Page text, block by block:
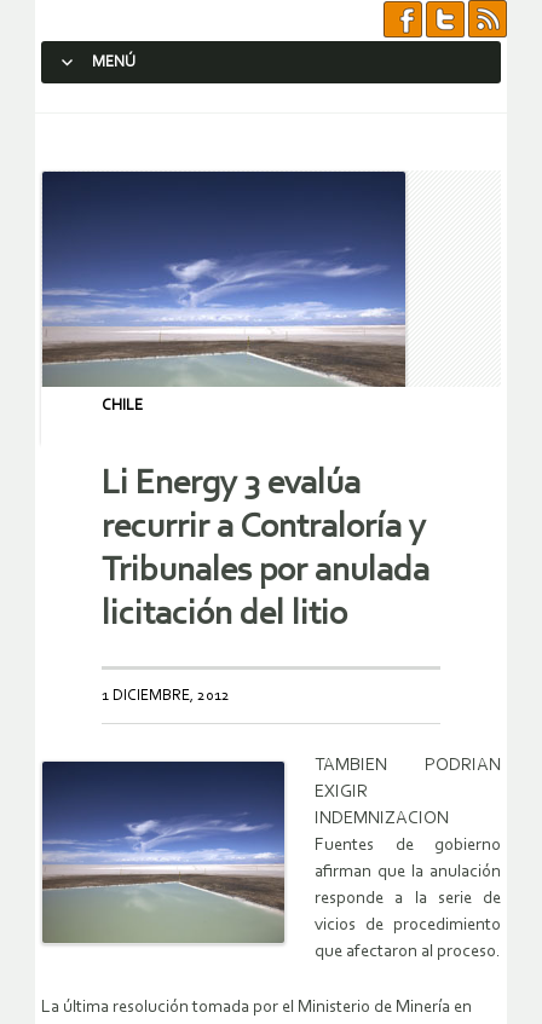
MENÚ
CHILE
Li Energy 3 evalúa
recurrir a Contraloría y
Tribunales por anulada
licitación del litio
1 DICIEMBRE, 2012
TAMBIEN PODRIAN
EXIGIR
INDEMNIZACION
Fuentes de gobierno
afirman que la anulación
responde a la serie de
vicios de procedimiento
que afectaron al proceso.
La última resolución tomada por el Ministerio de Minería en